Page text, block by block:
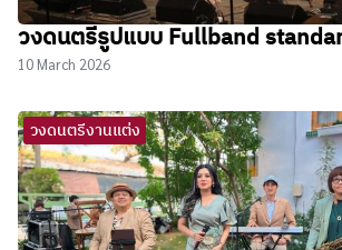
วงดนตรีรูปแบบ Fullband
10 March 2026
วงดนตรีงานแต่ง